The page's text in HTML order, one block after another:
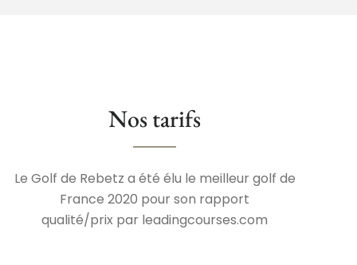
Nos tarifs
Le Golf de Rebetz a été élu le meilleur golf de
France 2020 pour son rapport
qualité/prix par leadingcourses.com